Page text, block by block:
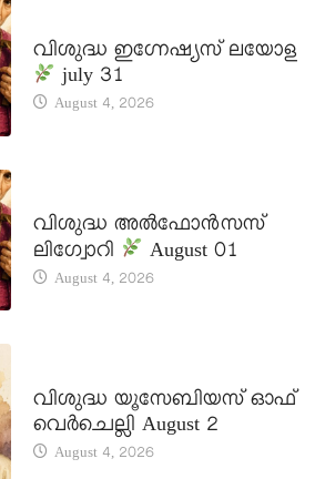
വിശുദ്ധ ഇഗ്നേഷ്യസ് ലയോള
july 31
August 4, 2026
വിശുദ്ധ അൽഫോൻസസ്
ലിഗ്വോറി
August 01
August 4, 2026
വിശുദ്ധ യൂസേബിയസ് ഓഫ്
വെർചെല്ലി August 2
August 4, 2026